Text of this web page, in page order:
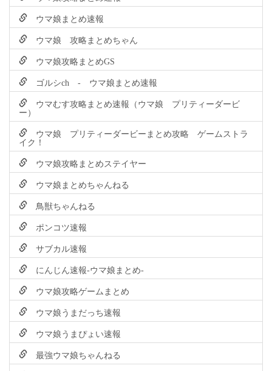
ウマ娘まとめ速報
ウマ娘 攻略まとめちゃん
ウマ娘攻略まとめGS
ゴルシch - ウマ娘まとめ速報
ウマむす攻略まとめ速報（ウマ娘 プリティーダービ
ー）
ウマ娘 プリティーダービーまとめ攻略 ゲームストラ
イク！
ウマ娘攻略まとめステイヤー
ウマ娘まとめちゃんねる
鳥獣ちゃんねる
ポンコツ速報
サブカル速報
にんじん速報-ウマ娘まとめ-
ウマ娘攻略ゲームまとめ
ウマ娘うまだっち速報
ウマ娘うまぴょい速報
最強ウマ娘ちゃんねる